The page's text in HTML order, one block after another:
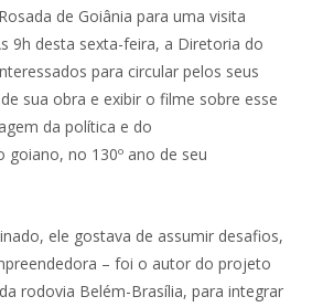
de Goiânia para uma visita
9h desta sexta-feira, a Diretoria do
para circular pelos seus
sua obra e exibir o filme sobre esse
da política e do
goiano, no 130º ano de seu
ele gostava de assumir desafios,
– foi o autor do projeto
rodovia Belém-Brasília, para integrar